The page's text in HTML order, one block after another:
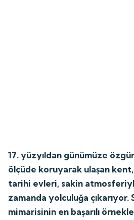
17. yüzyıldan günümüze
ölçüde koruyarak ulaşan
tarihi evleri, sakin
zamanda yolculuğa çıkarıyor.
mimarisinin en başarılı